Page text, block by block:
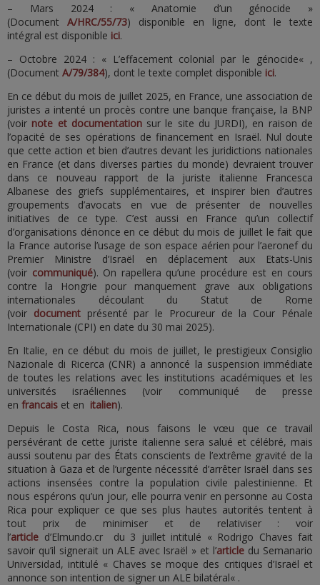
– Mars 2024 : « Anatomie d’un génocide »
(Document A/HRC/55/73) disponible en ligne, dont le texte
intégral est disponible ici.
– Octobre 2024 : « L’effacement colonial par le génocide« ,
(Document A/79/384), dont le texte complet disponible ici.
En ce début du mois de juillet 2025, en France, une association de
juristes a intenté un procès contre une banque française, la BNP
(voir note et documentationsur le site du JURDI), en raison de
l’opacité de ses opérations de financement en Israël. Nul doute
que cette action et bien d’autres devant les juridictions nationales
en France (et dans diverses parties du monde) devraient trouver
dans ce nouveau rapport de la juriste italienne Francesca
Albanese des griefs supplémentaires, et inspirer bien d’autres
groupements d’avocats en vue de présenter de nouvelles
initiatives de ce type. C’est aussi en France qu’un collectif
d’organisations dénonce en ce début du mois de juillet le fait que
la France autorise l’usage de son espace aérien pour l’aeronef du
Premier Ministre d’Israël en déplacement aux Etats-Unis
(voir communiqué). On rapellera qu’une procédure est en cours
contre la Hongrie pour manquement grave aux obligations
internationales découlant du Statut de Rome
(voir documentprésenté par le Procureur de la Cour Pénale
Internationale (CPI) en date du 30 mai 2025).
En Italie, en ce début du mois de juillet, le prestigieux Consiglio
Nazionale di Ricerca (CNR) a annoncé la suspension immédiate
de toutes les relations avec les institutions académiques et les
universités israéliennes (voir communiqué de presse
en francais et en italien).
Depuis le Costa Rica, nous faisons le vœu que ce travail
persévérant de cette juriste italienne sera salué et célébré, mais
aussi soutenu par des États conscients de l’extrême gravité de la
situation à Gaza et de l’urgente nécessité d’arrêter Israël dans ses
actions insensées contre la population civile palestinienne. Et
nous espérons qu’un jour, elle pourra venir en personne au Costa
Rica pour expliquer ce que ses plus hautes autorités tentent à
tout prix de minimiser et de relativiser : voir
l’article d’Elmundo.cr du 3 juillet intitulé « Rodrigo Chaves fait
savoir qu’il signerait un ALE avec Israël » et l’article du Semanario
Universidad, intitulé « Chaves se moque des critiques d’Israël et
annonce son intention de signer un ALE bilatéral« .